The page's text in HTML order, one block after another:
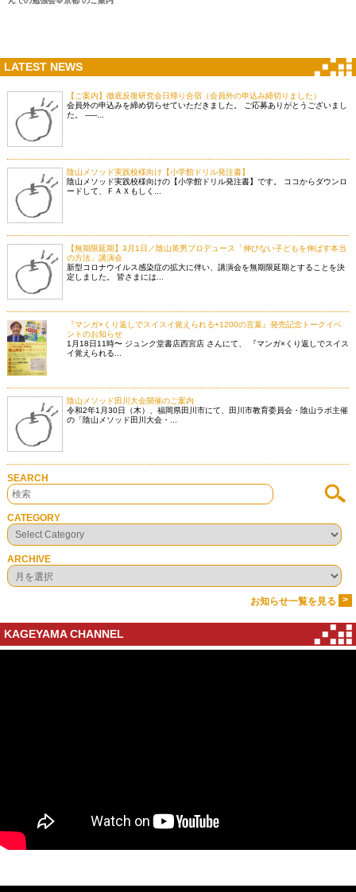
LATEST NEWS
【ご案内】徹底反復研究会日帰り合宿（会員外の申込み締切りました）
会員外の申込みを締め切らせていただきました。 ご応募ありがとうございまし
た。 -----...
陰山メソッド実践校様向け【小学館ドリル発注書】
陰山メソッド実践校様向けの【小学館ドリル発注書】です。 ココからダウンロ
ードして、ＦＡＸもしく...
【無期限延期】3月1日／陰山英男プロデュース「伸びない子どもを伸ばす本当
の方法」講演会
新型コロナウイルス感染症の拡大に伴い、講演会を無期限延期とすることを決
定しました。 皆さまには...
『マンガ×くり返しでスイスイ覚えられる+1200の言葉』発売記念トークイベ
ントのお知らせ
1月18日11時〜 ジュンク堂書店西宮店 さんにて、 『マンガ×くり返しでスイス
イ覚えられる...
陰山メソッド田川大会開催のご案内
令和2年1月30日（木）、福岡県田川市にて、田川市教育委員会・陰山ラボ主催
の「陰山メソッド田川大会・...
SEARCH
CATEGORY
ARCHIVE
お知らせ一覧を見る >
KAGEYAMA CHANNEL